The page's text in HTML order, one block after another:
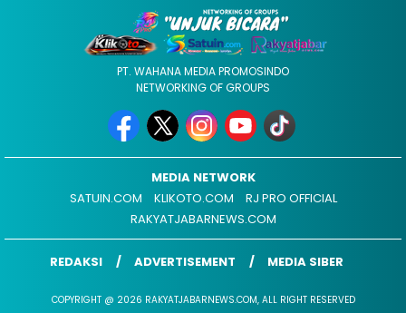
PT. WAHANA MEDIA PROMOSINDO
NETWORKING OF GROUPS
MEDIA NETWORK
SATUIN.COM
KLIKOTO.COM
RJ PRO OFFICIAL
RAKYATJABARNEWS.COM
REDAKSI ADVERTISEMENT MEDIA SIBER
COPYRIGHT @ 2026 RAKYATJABARNEWS.COM, ALL RIGHT RESERVED